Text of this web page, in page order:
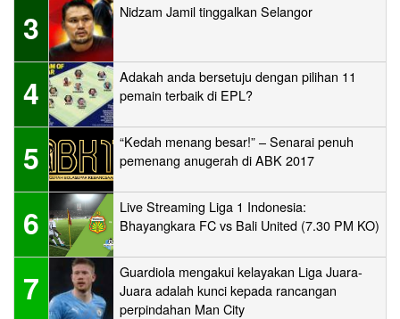
3 Nidzam Jamil tinggalkan Selangor
4
Adakah anda bersetuju dengan pilihan 11
pemain terbaik di EPL?
5
“Kedah menang besar!” – Senarai penuh
pemenang anugerah di ABK 2017
6
Live Streaming Liga 1 Indonesia:
Bhayangkara FC vs Bali United (7.30 PM KO)
7
Guardiola mengakui kelayakan Liga Juara-
Juara adalah kunci kepada rancangan
perpindahan Man City